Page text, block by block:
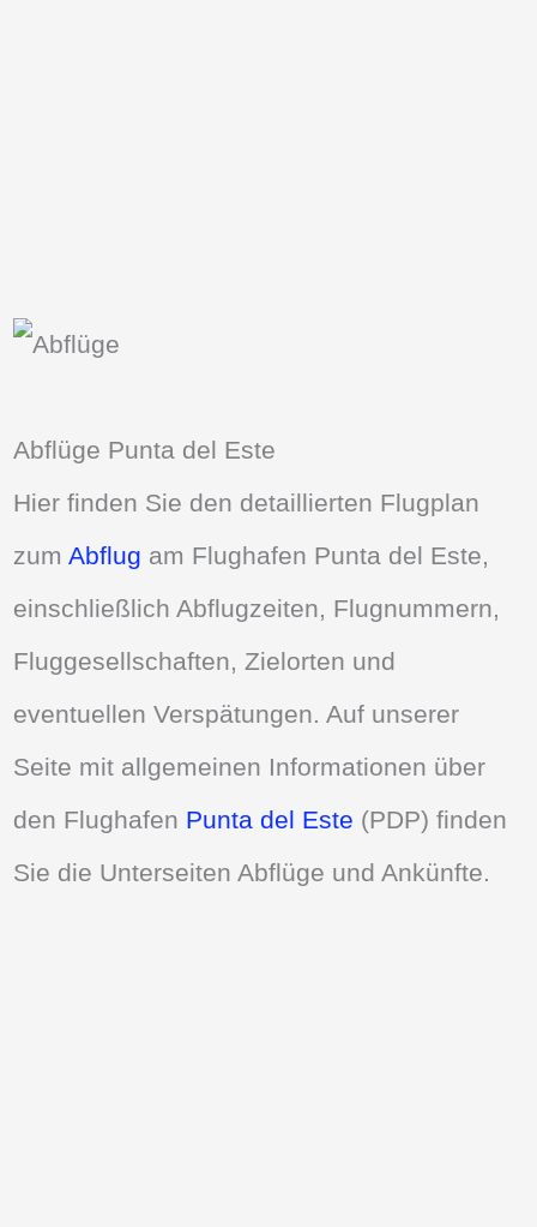
Abflüge Punta del Este
Hier finden Sie den detaillierten Flugplan
zumAbflug am Flughafen Punta del Este,
einschließlich Abflugzeiten, Flugnummern,
Fluggesellschaften, Zielorten und
eventuellen Verspätungen. Auf unserer
Seite mit allgemeinen Informationen über
den Flughafen Punta del Este (PDP) finden
Sie die Unterseiten Abflüge und Ankünfte.